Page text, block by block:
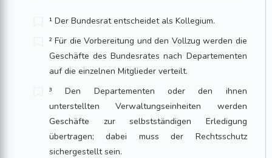
¹ Der Bundesrat entscheidet als Kollegium.
² Für die Vorbereitung und den Vollzug werden die
Geschäfte des Bundesrates nach Departementen
auf die einzelnen Mitglieder verteilt.
³ Den Departementen oder den ihnen
unterstellten Verwaltungseinheiten werden
Geschäfte zur selbstständigen Erledigung
übertragen; dabei muss der Rechtsschutz
sichergestellt sein.